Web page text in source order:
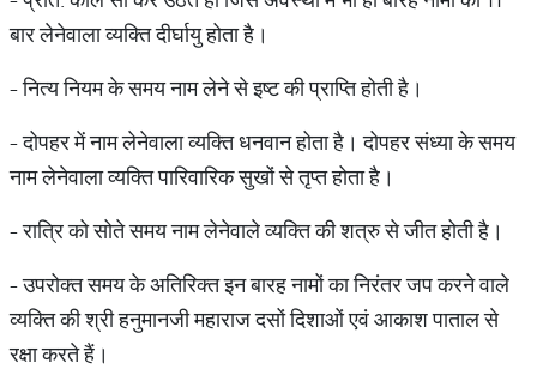
बार लेनेवाला व्यक्ति दीर्घायु होता है।
- नित्य नियम के समय नाम लेने से इष्ट की प्राप्ति होती है।
- दोपहर में नाम लेनेवाला व्यक्ति धनवान होता है। दोपहर संध्या के समय
नाम लेनेवाला व्यक्ति पारिवारिक सुखों से तृप्त होता है।
- रात्रि को सोते समय नाम लेनेवाले व्यक्ति की शत्रु से जीत होती है।
- उपरोक्त समय के अतिरिक्त इन बारह नामों का निरंतर जप करने वाले
व्यक्ति की श्री हनुमानजी महाराज दसों दिशाओं एवं आकाश पाताल से
रक्षा करते हैं।